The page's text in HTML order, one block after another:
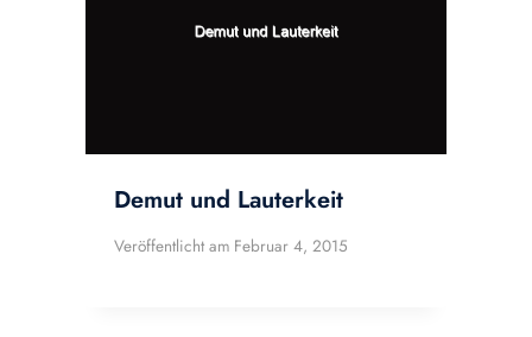
Demut und Lauterkeit
Veröffentlicht am Februar 4, 2015